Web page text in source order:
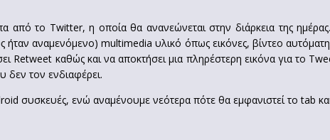
από το Twitter, η οποία θα ανανεώνεται στην διάρκεια της
αναμενόμενο) multimedia υλικό όπως εικόνες, βίντεο
καθώς και να αποκτήσει μια πληρέστερη εικόνα για το
τον ενδιαφέρει.
συσκευές, ενώ αναμένουμε νεότερα πότε θα εμφανιστεί το tab